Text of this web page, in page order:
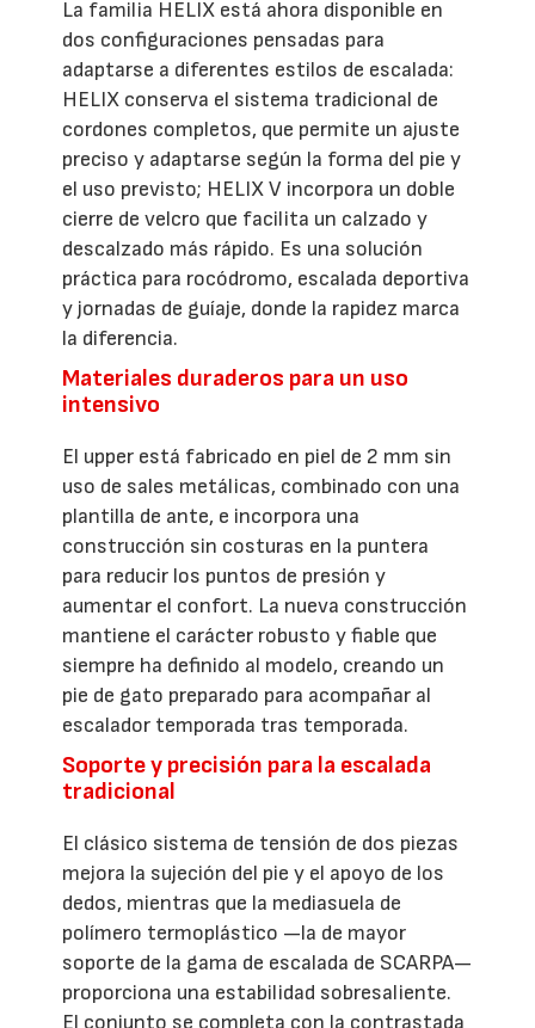
La familia HELIX está ahora disponible en
dos configuraciones pensadas para
adaptarse a diferentes estilos de escalada:
HELIX conserva el sistema tradicional de
cordones completos, que permite un ajuste
preciso y adaptarse según la forma del pie y
el uso previsto; HELIX V incorpora un doble
cierre de velcro que facilita un calzado y
descalzado más rápido. Es una solución
práctica para rocódromo, escalada deportiva
y jornadas de guíaje, donde la rapidez marca
la diferencia.
Materiales duraderos para un uso
intensivo
El upper está fabricado en piel de 2 mm sin
uso de sales metálicas, combinado con una
plantilla de ante, e incorpora una
construcción sin costuras en la puntera
para reducir los puntos de presión y
aumentar el confort. La nueva construcción
mantiene el carácter robusto y fiable que
siempre ha definido al modelo, creando un
pie de gato preparado para acompañar al
escalador temporada tras temporada.
Soporte y precisión para la escalada
tradicional
El clásico sistema de tensión de dos piezas
mejora la sujeción del pie y el apoyo de los
dedos, mientras que la mediasuela de
polímero termoplástico —la de mayor
soporte de la gama de escalada de SCARPA—
proporciona una estabilidad sobresaliente.
El conjunto se completa con la contrastada